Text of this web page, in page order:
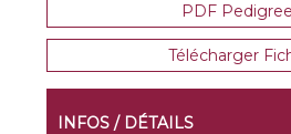
PDF Pedigree
Télécharger
INFOS / DÉTAILS